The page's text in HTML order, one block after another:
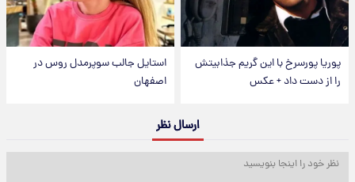
پوریا پورسرخ با این گریم جذابیتش
را از دست داد + عکس
استایل جالب سوپرمدل روس در
اصفهان
ارسال نظر